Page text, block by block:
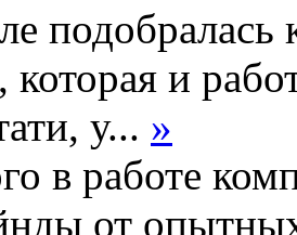
и
у... »
в работе
от